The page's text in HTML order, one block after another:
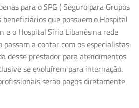
para o SPG ( Seguro para Grupos
beneficiários que possuem o Hospital
e o Hospital Sírio Libanês na rede
passam a contar com os especialistas
desse prestador para atendimentos
se evoluírem para internação.
serão pagos diretamente